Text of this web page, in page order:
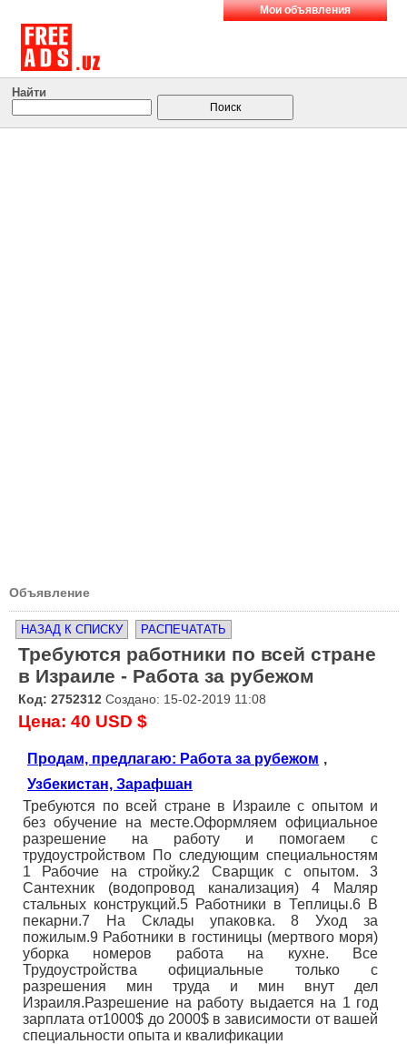
Мои объявления
Найти
Объявление
НАЗАД К СПИСКУ РАСПЕЧАТАТЬ
Требуются работники по всей стране
в Израиле - Работа за рубежом
Код: 2752312 Создано: 15-02-2019 11:08
Цена: 40 USD $
Продам, предлагаю: Работа за рубежом ,
Узбекистан, Зарафшан
Требуются по всей стране в Израиле с опытом и
без обучение на месте.Оформляем официальное
разрешение на работу и помогаем с
трудоустройством По следующим специальностям
1 Рабочие на стройку.2 Сварщик с опытом. 3
Сантехник (водопровод канализация) 4 Маляр
стальных конструкций.5 Работники в Теплицы.6 В
пекарни.7 На Склады упаковка. 8 Уход за
пожилым.9 Работники в гостиницы (мертвого моря)
уборка номеров работа на кухне. Все
Трудоустройства официальные только с
разрешения мин труда и мин внут дел
Израиля.Разрешение на работу выдается на 1 год
зарплата от1000$ до 2000$ в зависимости от вашей
специальности опыта и квалификации